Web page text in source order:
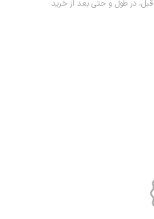
قبل، در طول و حتی بعد از خرید